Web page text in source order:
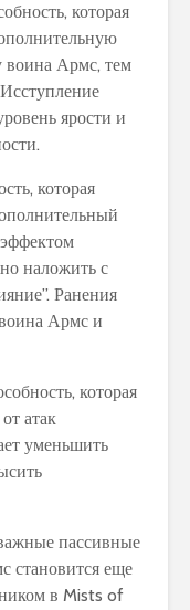
которая
воина Армс, тем
ярости и
которая
наложить с
Ранения
Армс и
которая
атак
уменьшить
пассивные
становится еще
в Mists of